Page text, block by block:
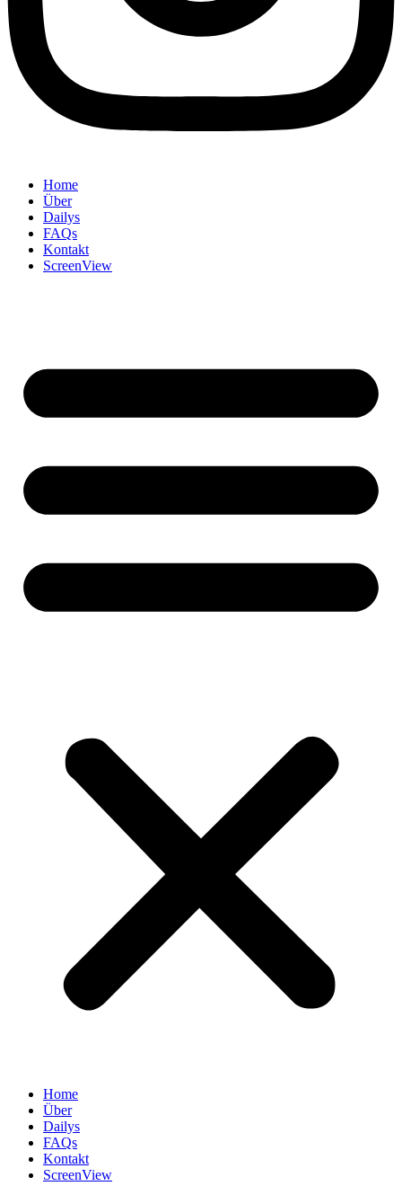
Home
Über
Dailys
FAQs
Kontakt
ScreenView
Home
Über
Dailys
FAQs
Kontakt
ScreenView